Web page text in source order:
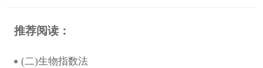
推荐阅读：
(二)生物指数法